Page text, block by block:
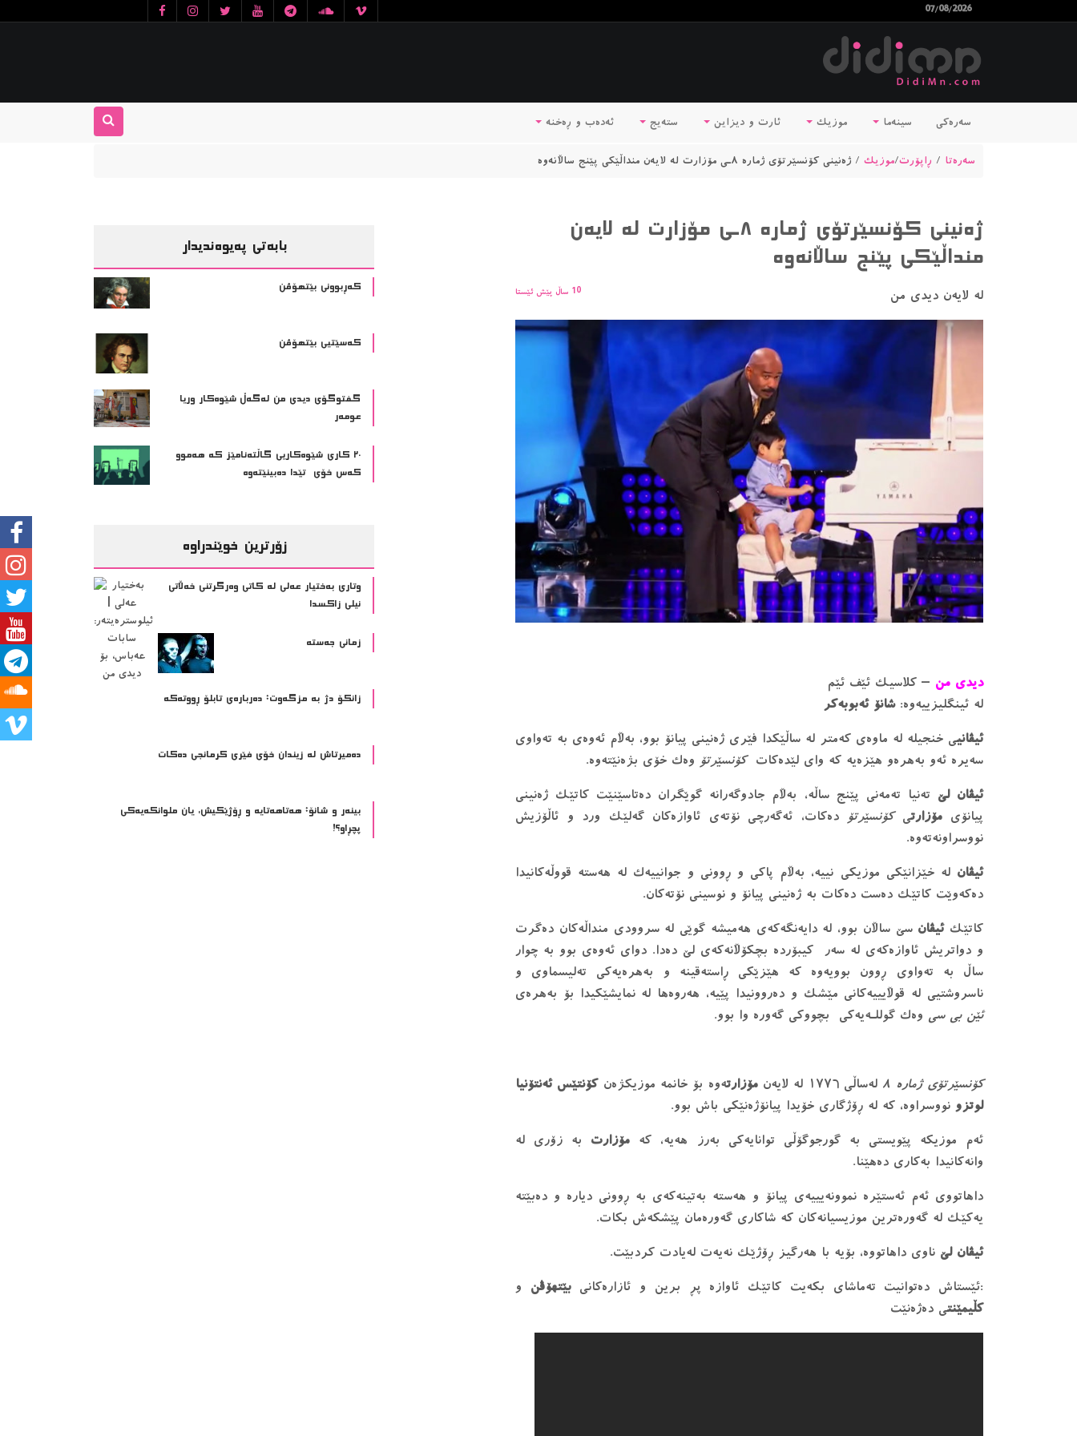
07/08/2026
ئه‌ده‌ب و ڕه‌خنه‌ ستەیج ئارت و دیزاین موزیک سینەما سەرەکی
سەرەتا / ڕاپۆرت/موزیک / ژەنینی کۆنسێرتۆی ژمارە ٨ـی مۆزارت لە لایەن منداڵێکی پێنج ساڵانەوە
بابەتی پەیوەندیدار
کەڕبوونی بێتهۆڤن
کەسێتیی بێتهۆڤن
گفتوگۆی دیدی من لەگەڵ شێوەکار وریا
عومەر
٢٠ کاری شێوەکاریی گاڵتەئامێز کە هەموو
کەس خۆی تێدا دەبینێتەوە
زۆرترین خوێندراوە
وتاری بەختیار عەلی لە کاتی وەرگرتنی خەڵاتی
نیلی زاکسدا
زمانی جەستە
زانکۆ دژ بە مزگەوت: دەربارەى تابلۆ ڕووتەکە
ده‌میرتاش له‌ زیندان خۆی فێری كرمانجی ده‌كات
بینەر و شانۆ: هەتاھەتایە و ڕۆژێکیش، یان ملوانکەیەکی
پچڕاو؟!
ژەنینی کۆنسێرتۆی ژمارە ٨ـی مۆزارت لە لایەن
منداڵێکی پێنج ساڵانەوە
لە لایەن دیدی من 10 ساڵ پێش ئێستا
دیدی من – کلاسیک ئێف ئێم
لە ئینگلیزییەوە:شانۆ ئەبوبەکر
ئیڤانیی خنجیلە لە ماوەی کەمتر لە ساڵێکدا فێری ژەنینی پیانۆ بوو، بەڵام ئەوەی بە تەواوی
سەیرە ئەو بەهرەو هێزەیە کە وای لێدەکاتکۆنسێرتۆ وەک خۆی بژەنێتەوە.
ئیڤان لێ تەنیا تەمەنی پێنج ساڵە، بەڵام جادوگەرانە گوێگران دەتاسێنێت کاتێک ژەنینی
پیانۆیمۆزارتیکۆنسێرتۆ دەکات، ئەگەرچی نۆتەی ئاوازەکان گەلێک ورد و ئاڵۆزیش
نووسراونەتەوە.
ئیڤان لە خێزانێکی موزیکی نییە، بەڵام پاکی و ڕوونی و جوانییەک لە هەستە قووڵەکانیدا
دەکەوێت کاتێک دەست دەکات بە ژەنینی پیانۆ و نوسینی نۆتەکان.
کاتێکئیڤان سێ ساڵان بوو، لە دایەنگەکەی هەمیشە گوێی لە سروودی منداڵەکان دەگرت
و دواتریش ئاوازەکەی لە سەر کیبۆردە بچکۆڵانەکەی لێ دەدا. دوای ئەوەی بوو بە چوار
ساڵ بە تەواوی ڕوون بوویەوە کە هێزێکی ڕاستەقینە و بەهرەیەکی تەلیسماوی و
ناسروشتیی لە قوڵایییەکانی مێشک و دەروونیدا پێیە، هەروەها لە نمایشێکیدا بۆ بەهرەی
ئێن بی سی وەک گوللـەیەکی بچووکی گەورە وا بوو.
کۆنسێرتۆی ژمارە ٨ لەساڵی ١٧٧٦ لە لایەن مۆزارتەوە بۆ خانمە موزیکژەنکۆنتێس ئەنتۆنیا
لوتزو نووسراوە، کە لە ڕۆژگاری خۆیدا پیانۆژەنێکی باش بوو.
ئەم موزیکە پێویستی بە گورجوگۆڵی توانایەکی بەرز هەیە، کە مۆزارت بە زۆری لە
وانەکانیدا بەکاری دەهێنا.
داهاتووی ئەم ئەستێرە نموونەیییەی پیانۆ و هەستە بەتینەکەی بە ڕوونی دیارە و دەبێتە
یەکێک لە گەورەترین موزیسیانەکان کە شاکاری گەورەمان پێشکەش بکات.
ئیڤان لێ ناوی داهاتووە، بۆیە با هەرگیز ڕۆژێک نەیەت لەیادت کردبێت.
:ئێستاش دەتوانیت تەماشای بکەیت کاتێک ئاوازە پڕ برین و ئازارەکانیبێتهۆڤن و
کڵیمێنتی دەژەنێت